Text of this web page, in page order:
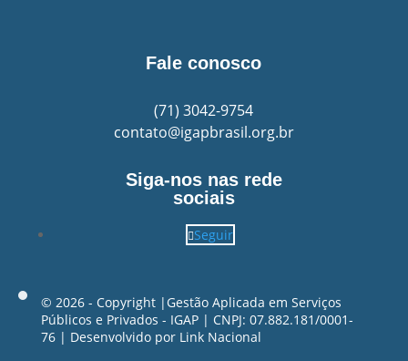
Fale conosco
(71)3042-9754
contato@igapbrasil.org.br
Siga-nos nas rede
sociais
Seguir
©️ 2026 - Copyright |Gestão Aplicada em Serviços
Públicos e Privados - IGAP | CNPJ: 07.882.181/0001-
76 | Desenvolvido por Link Nacional